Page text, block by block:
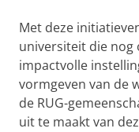
Met deze
universiteit die nog
impactvolle
vormgeven van de
de RUG-
uit te maakt van